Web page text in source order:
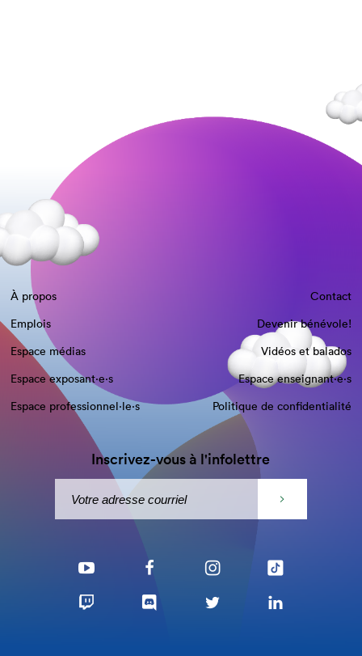
À propos
Contact
Emplois
Devenir bénévole!
Espace médias
Vidéos et balados
Espace exposant·e⋅s
Espace enseignant·e⋅s
Espace professionnel·le⋅s
Politique de confidentialité
Inscrivez-vous à l'infolettre